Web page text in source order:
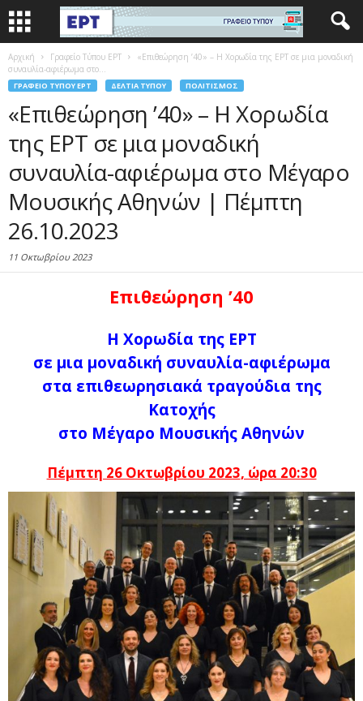
Αρχική Γραφείο Τύπου ΕΡΤ
«Επιθεώρηση ’40» – Η Χορωδία της ΕΡΤ σε μια μοναδική
συναυλία-αφιέρωμα στο...
ΓΡΑΦΕΊΟ ΤΎΠΟΥ ΕΡΤ ΔΕΛΤΊΑ ΤΎΠΟΥ ΠΟΛΙΤΙΣΜΌΣ
«Επιθεώρηση ’40» – Η Χορωδία
της ΕΡΤ σε μια μοναδική
συναυλία-αφιέρωμα στο Μέγαρο
Μουσικής Αθηνών | Πέμπτη
26.10.2023
11 Οκτωβρίου 2023
Επιθεώρηση ’40
Η Χορωδία της ΕΡΤ
σε μια μοναδική συναυλία-αφιέρωμα
στα επιθεωρησιακά τραγούδια της
Κατοχής
στο Μέγαρο Μουσικής Αθηνών
Πέμπτη 26 Οκτωβρίου 2023, ώρα 20:30